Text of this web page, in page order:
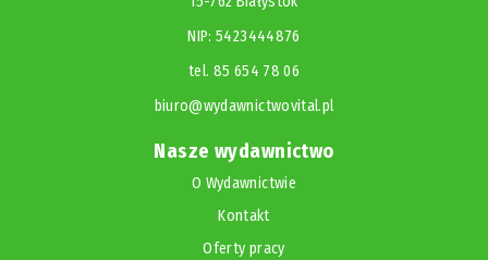
NIP: 5423444876
tel. 85 654 78 06
biuro@wydawnictwovital.pl
Nasze wydawnictwo
O Wydawnictwie
Kontakt
Oferty pracy